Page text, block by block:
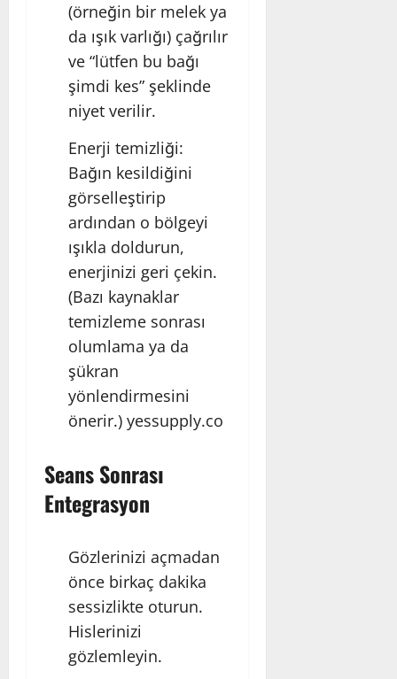
(örneğin bir melek ya
da ışık varlığı) çağrılır
ve “lütfen bu bağı
şimdi kes” şeklinde
niyet verilir.
Enerji temizliği:
Bağın kesildiğini
görselleştirip
ardından o bölgeyi
ışıkla doldurun,
enerjinizi geri çekin.
(Bazı kaynaklar
temizleme sonrası
olumlama ya da
şükran
yönlendirmesini
önerir.) yessupply.co
Seans Sonrası
Entegrasyon
Gözlerinizi açmadan
önce birkaç dakika
sessizlikte oturun.
Hislerinizi
gözlemleyin.